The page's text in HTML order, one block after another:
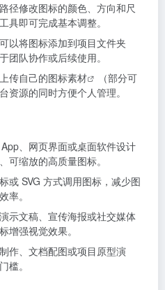
径修改图标的颜色、方向和尺
具即可完成基本调整。
以将图标添加到项目文件夹
团队协作或后续使用。
传自己的图标素材
（部分可
资源的同时方便个人管理。
App、网页界面或桌面软件设计
可缩放的高质量图标。
或 SVG 方式调用图标，减少图
率。
示文稿、宣传海报或社交媒体
增强视觉效果。
作、文档配图或项目原型演
槛。